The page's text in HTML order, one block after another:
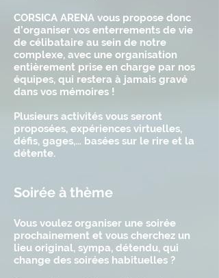
CORSICA ARENA vous propose donc
d’organiser vos enterrements de vie
de célibataire au sein de notre
complexe, avec une organisation
entièrement prise en charge par nos
équipes, qui restera à jamais gravé
dans vos mémoires !
Plusieurs activités vous seront
proposées, expériences virtuelles,
défis, gages,… basées sur le rire et la
détente.
Soirée à thème
Vous voulez organiser une soirée
prochainement et vous cherchez un
lieu original, sympa, détendu, qui
change des soirées habituelles ?